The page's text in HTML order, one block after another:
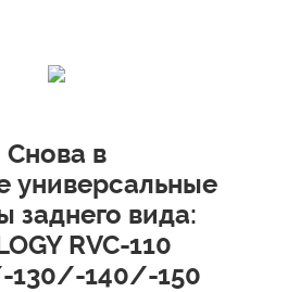
Снова в
универсальные
заднего вида:
RVC-110
140/-150